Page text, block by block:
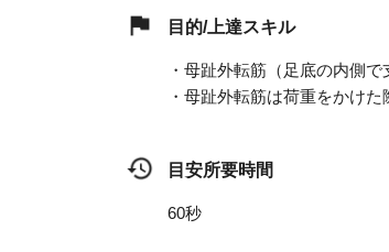
目的/上達スキル
・母趾外転筋（足底の内側
・母趾外転筋は荷重をかけ
目安所要時間
60秒